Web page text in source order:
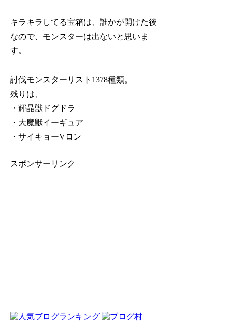
キラキラしてる宝箱は、誰かが開けた後
なので、モンスターは出ないと思いま
す。
討伐モンスターリスト1378種類。
残りは、
・輝晶獣ドグドラ
・大魔獣イーギュア
・サイキョーVロン
スポンサーリンク